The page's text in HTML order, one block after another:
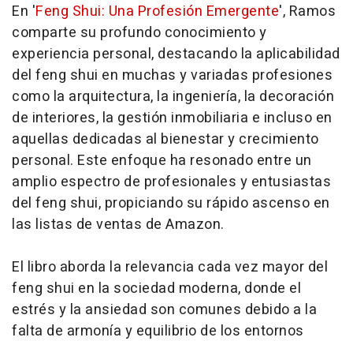
En 'Feng Shui: Una Profesión Emergente', Ramos
comparte su profundo conocimiento y
experiencia personal, destacando la aplicabilidad
del feng shui en muchas y variadas profesiones
como la arquitectura, la ingeniería, la decoración
de interiores, la gestión inmobiliaria e incluso en
aquellas dedicadas al bienestar y crecimiento
personal. Este enfoque ha resonado entre un
amplio espectro de profesionales y entusiastas
del feng shui, propiciando su rápido ascenso en
las listas de ventas de Amazon.
El libro aborda la relevancia cada vez mayor del
feng shui en la sociedad moderna, donde el
estrés y la ansiedad son comunes debido a la
falta de armonía y equilibrio de los entornos